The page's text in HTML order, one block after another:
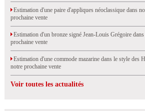
Estimation d'une paire d'appliques néoclassique dans
prochaine vente
Estimation d'un bronze signé Jean-Louis Grégoire dans
prochaine vente
Estimation d'une commode mazarine dans le style des
notre prochaine vente
Voir toutes les actualités